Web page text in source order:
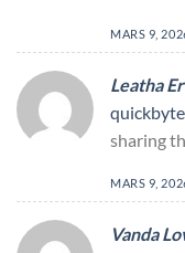
MARS 9,
Leatha
quickbyte
sharing
MARS 9,
Vanda